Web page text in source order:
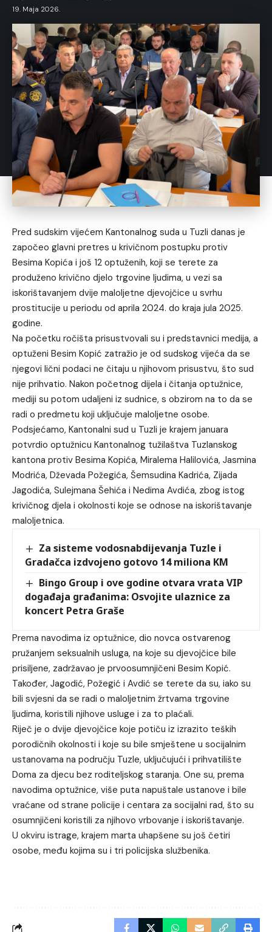
19. Maja 2026.
Pred sudskim vijećem Kantonalnog suda u Tuzli danas je
započeo glavni pretres u krivičnom postupku protiv
Besima Kopića i još 12 optuženih, koji se terete za
produženo krivično djelo trgovine ljudima, u vezi sa
iskorištavanjem dvije maloljetne djevojčice u svrhu
prostitucije u periodu od aprila 2024. do kraja jula 2025.
godine.
Na početku ročišta prisustvovali su i predstavnici medija, a
optuženi Besim Kopić zatražio je od sudskog vijeća da se
njegovi lični podaci ne čitaju u njihovom prisustvu, što sud
nije prihvatio. Nakon početnog dijela i čitanja optužnice,
mediji su potom udaljeni iz sudnice, s obzirom na to da se
radi o predmetu koji uključuje maloljetne osobe.
Podsjećamo, Kantonalni sud u Tuzli je krajem januara
potvrdio optužnicu Kantonalnog tužilaštva Tuzlanskog
kantona protiv Besima Kopića, Miralema Halilovića, Jasmina
Modrića, Dževada Požegića, Šemsudina Kadrića, Zijada
Jagodića, Sulejmana Šehića i Nedima Avdića, zbog istog
krivičnog djela i okolnosti koje se odnose na iskorištavanje
maloljetnica.
Za sisteme vodosnabdijevanja Tuzle i
Gradačca izdvojeno gotovo 14 miliona KM
Bingo Group i ove godine otvara vrata VIP
događaja građanima: Osvojite ulaznice za
koncert Petra Graše
Prema navodima iz optužnice, dio novca ostvarenog
pružanjem seksualnih usluga, na koje su djevojčice bile
prisiljene, zadržavao je prvoosumnjičeni Besim Kopić.
Također, Jagodić, Požegić i Avdić se terete da su, iako su
bili svjesni da se radi o maloljetnim žrtvama trgovine
ljudima, koristili njihove usluge i za to plaćali.
Riječ je o dvije djevojčice koje potiču iz izrazito teških
porodičnih okolnosti i koje su bile smještene u socijalnim
ustanovama na području Tuzle, uključujući i prihvatilište
Doma za djecu bez roditeljskog staranja. One su, prema
navodima optužnice, više puta napuštale ustanove i bile
vraćane od strane policije i centara za socijalni rad, što su
osumnjičeni koristili za njihovo vrbovanje i iskorištavanje.
U okviru istrage, krajem marta uhapšene su još četiri
osobe, među kojima su i tri policijska službenika.